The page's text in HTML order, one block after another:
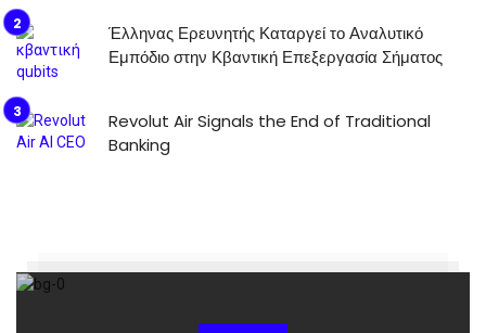
Έλληνας Ερευνητής Καταργεί το Αναλυτικό
Εμπόδιο στην Κβαντική Επεξεργασία Σήματος
Revolut Air Signals the End of Traditional
Banking